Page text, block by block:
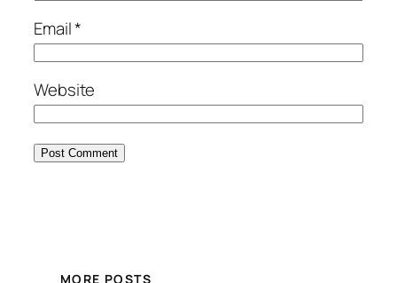
Email*
Website
MORE POSTS